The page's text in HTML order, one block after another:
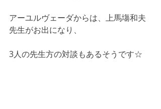
アーユルヴェーダからは、上馬塲和夫
先生がお出になり、
3人の先生方の対談もあるそうです☆